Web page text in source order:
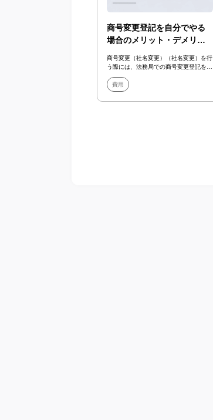
商号変更登記を自分でやる
場合のメリット・デメリッ
商号変更（社名変更）（社名変更）を行
う際には、法務局での商号変更登記を行
を行なった後...
費用